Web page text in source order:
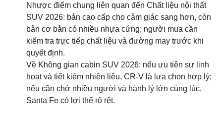
Nhược điểm chung liên quan đến Chất liệu nội thất
SUV 2026: bản cao cấp cho cảm giác sang hơn, còn
bản cơ bản có nhiều nhựa cứng; người mua cần
kiểm tra trực tiếp chất liệu và đường may trước khi
quyết định.
Về Không gian cabin SUV 2026: nếu ưu tiên sự linh
hoạt và tiết kiệm nhiên liệu, CR-V là lựa chọn hợp lý;
nếu cần chở nhiều người và hành lý lớn cùng lúc,
Santa Fe có lợi thế rõ rệt.